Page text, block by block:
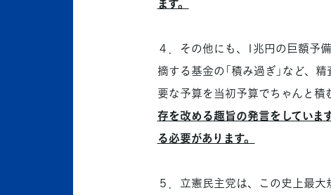
４．その他にも、1兆円の巨額予
摘する基金の「積み過ぎ」など、
要な予算を当初予算でちゃんと積
存を改める趣旨の発言をしています
る必要があります。
５．立憲民主党は、この史上最大